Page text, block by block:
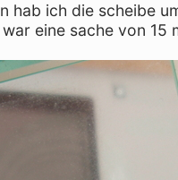
hab ich die scheibe
eine sache von 15